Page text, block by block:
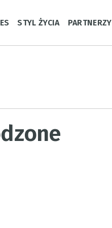
STYL ŻYCIA PARTNERZY